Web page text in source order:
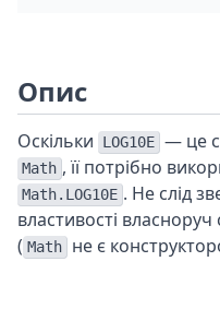
Опис
Оскільки LOG10E — це
Math , її потрібно
Math.LOG10E . Не слід
властивості
( Math не є